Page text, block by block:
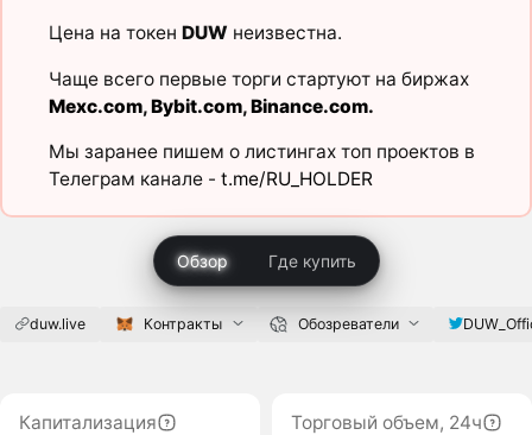
Цена на токен DUW неизвестна.
Чаще всего первые торги стартуют на биржах
Mexc.com,Bybit.com,Binance.com.
Мы заранее пишем о листингах топ проектов в
Телеграм канале - t.me/RU_HOLDER
Обзор Где купить
duw.live Контракты Обозреватели
Капитализация
Торговый объем, 24ч